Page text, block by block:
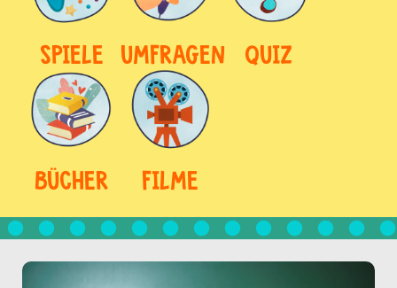
SPIELE UMFRAGEN QUIZ
BÜCHER FILME